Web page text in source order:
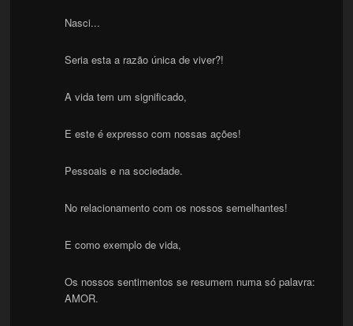
Nasci...
Seria esta a razão única de viver?!
A vida tem um significado,
E este é expresso com nossas ações!
Pessoais e na sociedade.
No relacionamento com os nossos semelhantes!
E como exemplo de vida,
Os nossos sentimentos se resumem numa só palavra:
AMOR.